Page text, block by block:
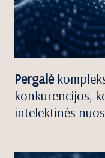
Pergalė
konkurencijos,
intelektinės